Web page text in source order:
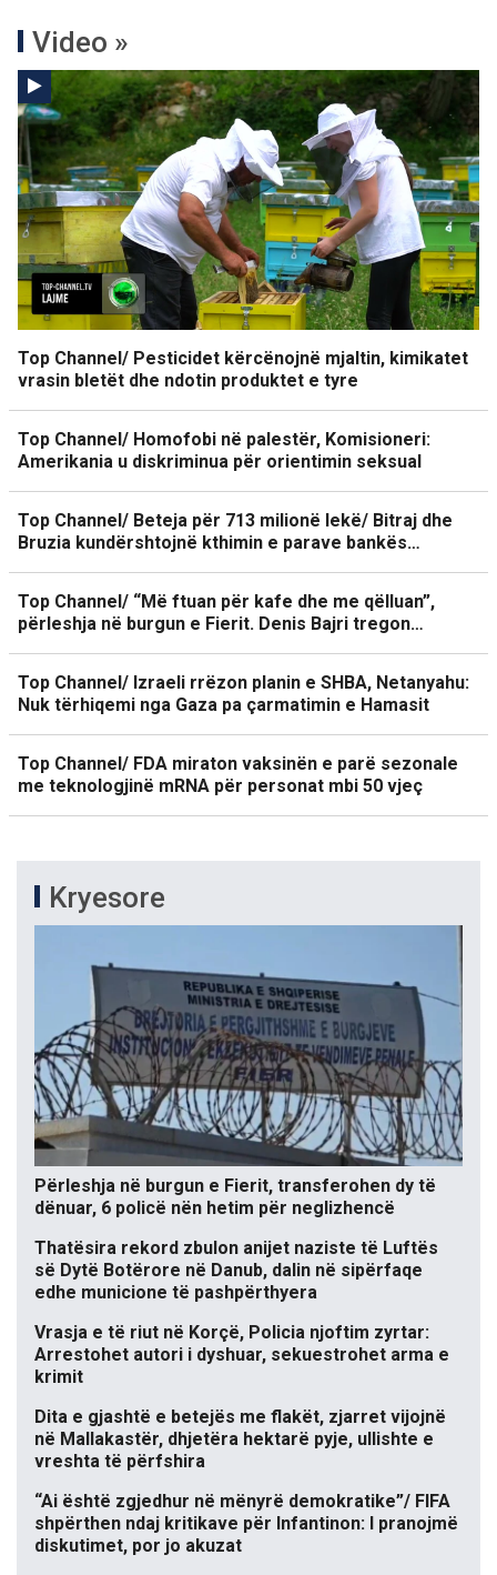
Video »
Top Channel/ Pesticidet kërcënojnë mjaltin, kimikatet
vrasin bletët dhe ndotin produktet e tyre
Top Channel/ Homofobi në palestër, Komisioneri:
Amerikania u diskriminua për orientimin seksual
Top Channel/ Beteja për 713 milionë lekë/ Bitraj dhe
Bruzia kundërshtojnë kthimin e parave bankës…
Top Channel/ “Më ftuan për kafe dhe me qëlluan”,
përleshja në burgun e Fierit. Denis Bajri tregon…
Top Channel/ Izraeli rrëzon planin e SHBA, Netanyahu:
Nuk tërhiqemi nga Gaza pa çarmatimin e Hamasit
Top Channel/ FDA miraton vaksinën e parë sezonale
me teknologjinë mRNA për personat mbi 50 vjeç
Kryesore
Përleshja në burgun e Fierit, transferohen dy të
dënuar, 6 policë nën hetim për neglizhencë
Thatësira rekord zbulon anijet naziste të Luftës
së Dytë Botërore në Danub, dalin në sipërfaqe
edhe municione të pashpërthyera
Vrasja e të riut në Korçë, Policia njoftim zyrtar:
Arrestohet autori i dyshuar, sekuestrohet arma e
krimit
Dita e gjashtë e betejës me flakët, zjarret vijojnë
në Mallakastër, dhjetëra hektarë pyje, ullishte e
vreshta të përfshira
“Ai është zgjedhur në mënyrë demokratike”/ FIFA
shpërthen ndaj kritikave për Infantinon: I pranojmë
diskutimet, por jo akuzat